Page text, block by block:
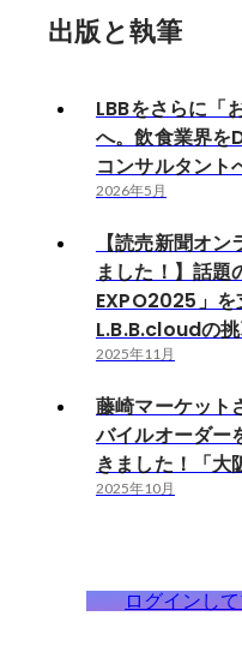
出版と執筆
LBBをさらに「
へ。飲食業界を
コンサルタント
2026年5月
【読売新聞オ
ました！】話題
EXPO2025」を
L.B.B.cloudの挑
2025年11月
藤崎マーケット
バイルオーダー
きました！「大
2025年10月
ログインし